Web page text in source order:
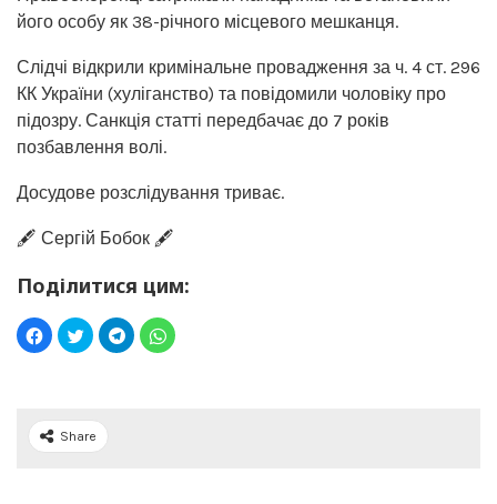
його особу як 38-річного місцевого мешканця.
Слідчі відкрили кримінальне провадження за ч. 4 ст. 296
КК України (хуліганство) та повідомили чоловіку про
підозру. Санкція статті передбачає до 7 років
позбавлення волі.
Досудове розслідування триває.
🖋️ Сергій Бобок 🖋️
Поділитися цим:
Share